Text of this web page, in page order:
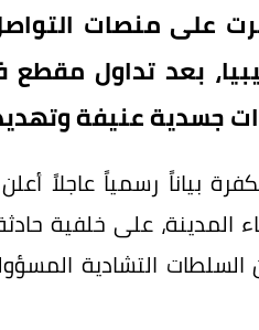
على منصات
بعد تداول
جسدية عنيفة
بياناً رسمياً عاجلاً
المدينة، على خلفية
السلطات التشادية